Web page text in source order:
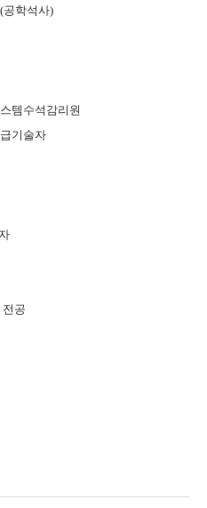
(공학석사)
템수석감리원
기술자
공